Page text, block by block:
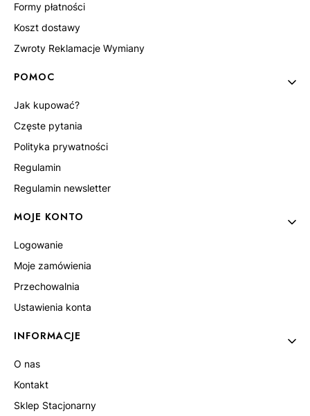
Formy płatności
Koszt dostawy
Zwroty Reklamacje Wymiany
POMOC
Jak kupować?
Częste pytania
Polityka prywatności
Regulamin
Regulamin newsletter
MOJE KONTO
Logowanie
Moje zamówienia
Przechowalnia
Ustawienia konta
INFORMACJE
O nas
Kontakt
Sklep Stacjonarny